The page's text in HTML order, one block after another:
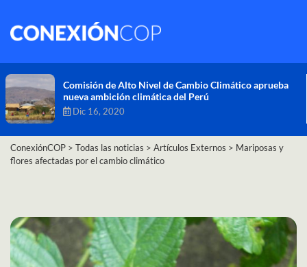
Comisión de Alto Nivel de Cambio Climático aprueba
nueva ambición climática del Perú
Dic 16, 2020
ConexiónCOP > Todas las noticias > Artículos Externos > Mariposas y
flores afectadas por el cambio climático